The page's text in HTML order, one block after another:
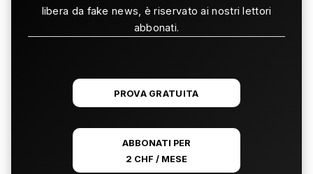
libera da fake news, è riservato ai nostri lettori
abbonati.
PROVA GRATUITA
ABBONATI PER
2 CHF / MESE